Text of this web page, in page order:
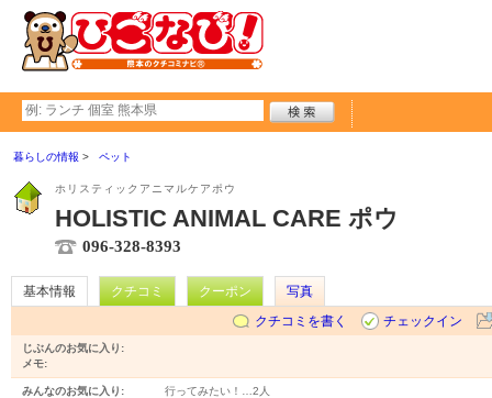
暮らしの情報 ペット
ホリスティックアニマルケアポウ
HOLISTIC ANIMAL CARE ポウ
096-328-8393
基本情報 クチコミ クーポン
写真
クチコミを書く
チェックイン
じぶんのお気に入り:
メモ:
みんなのお気に入り: 行ってみたい！… 2人